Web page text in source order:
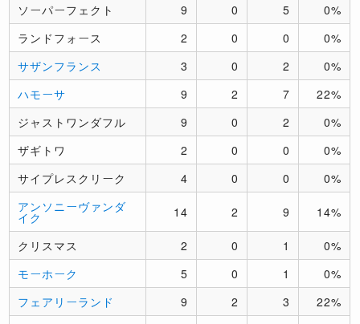
ソーパーフェクト 9 0 5
0%
ランドフォース
2 0 0
0%
サザンフランス
3 0 2
0%
ハモーサ
9 2 7
22%
ジャストワンダフル
9 0 2
0%
ザギトワ
2 0 0
0%
サイプレスクリーク
4 0 0
0%
アンソニーヴァンダ
イク 14 2 9 14%
クリスマス 2 0 1
0%
モーホーク
5 0 1
0%
フェアリーランド
9 2 3
22%